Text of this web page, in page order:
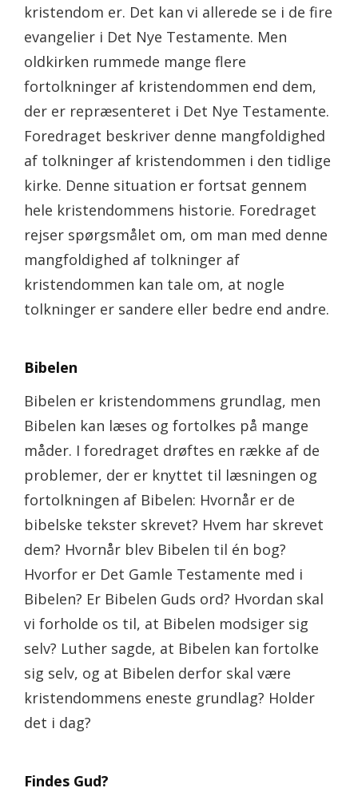
kristendom er. Det kan vi allerede se i de fire
evangelier i Det Nye Testamente. Men
oldkirken rummede mange flere
fortolkninger af kristendommen end dem,
der er repræsenteret i Det Nye Testamente.
Foredraget beskriver denne mangfoldighed
af tolkninger af kristendommen i den tidlige
kirke. Denne situation er fortsat gennem
hele kristendommens historie. Foredraget
rejser spørgsmålet om, om man med denne
mangfoldighed af tolkninger af
kristendommen kan tale om, at nogle
tolkninger er sandere eller bedre end andre.
Bibelen
Bibelen er kristendommens grundlag, men
Bibelen kan læses og fortolkes på mange
måder. I foredraget drøftes en række af de
problemer, der er knyttet til læsningen og
fortolkningen af Bibelen: Hvornår er de
bibelske tekster skrevet? Hvem har skrevet
dem? Hvornår blev Bibelen til én bog?
Hvorfor er Det Gamle Testamente med i
Bibelen? Er Bibelen Guds ord? Hvordan skal
vi forholde os til, at Bibelen modsiger sig
selv? Luther sagde, at Bibelen kan fortolke
sig selv, og at Bibelen derfor skal være
kristendommens eneste grundlag? Holder
det i dag?
Findes Gud?